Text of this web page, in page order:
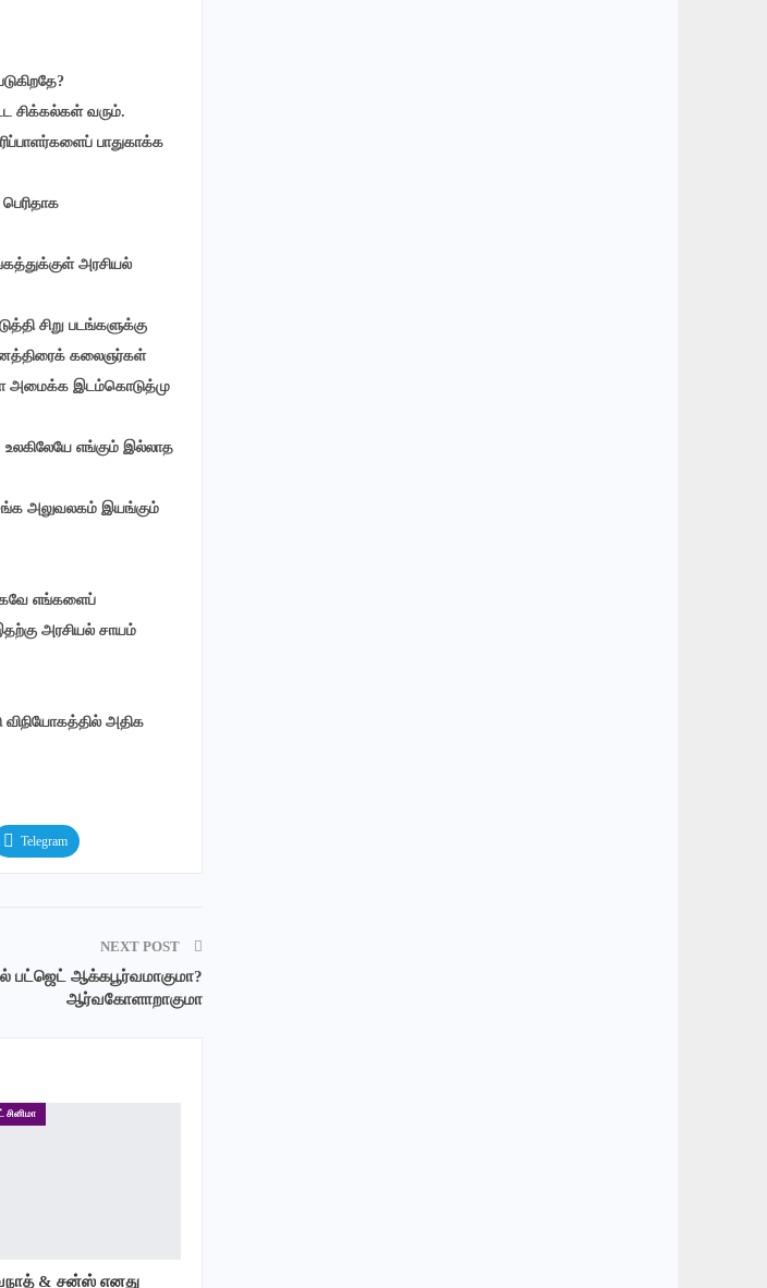
சிக்கல்கள் வரும்.
பாதுகாக்க
அரசியல்
சிறு படங்களுக்கு
கலைஞர்கள்
அமைக்க இடம்கொடுத்மு
உலகிலேயே எங்கும் இல்லாத
சங்க அலுவலகம் இயங்கும்
எங்களைப்
அரசியல் சாயம்
அதிக
Telegram
NEXT POST
பட்ஜெட் ஆக்கபூர்வமாகுமா?
ஆர்வகோளாறாகுமா
சினிமா
& சன்ஸ் எனது